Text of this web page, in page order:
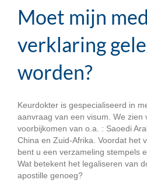
Moet mijn
verklaring
worden?
Keurdokter is gespecialiseerd in
aanvraag van een visum. We zien
voorbijkomen van o.a. : Saoedi
China en Zuid-Afrika. Voordat het
bent u een verzameling stempels
Wat betekent het legaliseren van
apostille genoeg?